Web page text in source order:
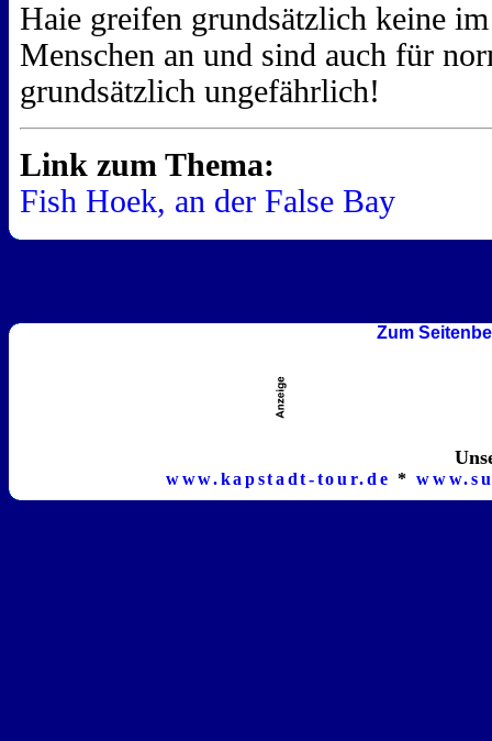
Haie greifen grundsätzlich keine im
Menschen an und sind auch für
grundsätzlich ungefährlich!
Link zum Thema:
Fish Hoek, an der False Bay
Zum
www.kapstadt-tour.de *